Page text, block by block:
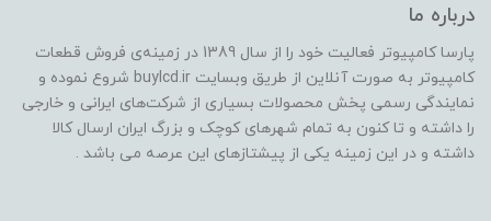
درباره ما
پارسا کامپیوتر فعالیت خود را از سال 1389 در زمینه‌ی فروش قطعات
کامپیوتر به صورت آنلاین از طریق وبسایت buylcd.ir شروع نموده و
نمایندگی رسمی پخش محصولات بسیاری از شرکت‌های ایرانی و خارجی
را داشته و تا کنون به تمام شهرهای کوچک و بزرگ ایران ارسال کالا
داشته و در این زمینه یکی از پیشتازهای این عرصه می باشد .